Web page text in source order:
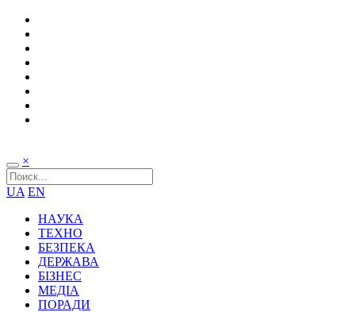
×
UA EN
НАУКА
ТЕХНО
БЕЗПЕКА
ДЕРЖАВА
БІЗНЕС
МЕДІА
ПОРАДИ